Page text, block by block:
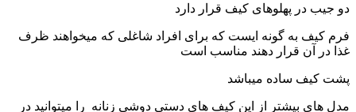
دو جیب در پهلوهای کیف قرار دارد
فرم کیف به گونه ایست که برای افراد شاغلی که میخواهند ظرف
غذا در آن قرار دهند مناسب است
پشت کیف ساده میباشد
مدل های بیشتر از این کیف های دستی دوشی زنانه را میتوانید در